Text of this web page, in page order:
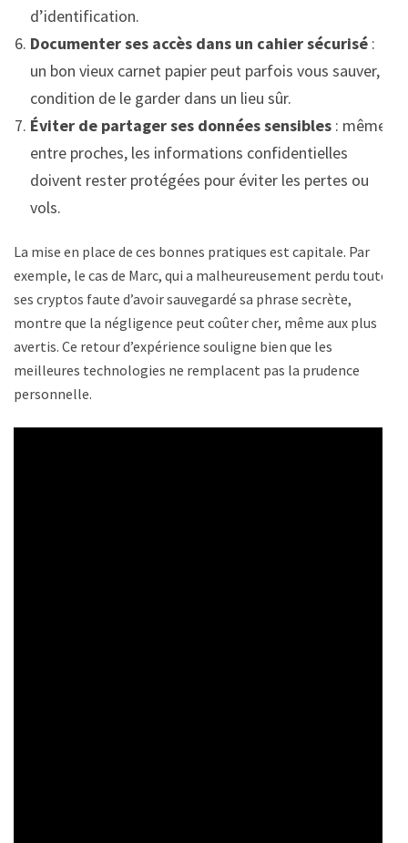
d’identification.
Documenter ses accès dans un cahier sécurisé :
un bon vieux carnet papier peut parfois vous sauver, à
condition de le garder dans un lieu sûr.
Éviter de partager ses données sensibles : même
entre proches, les informations confidentielles
doivent rester protégées pour éviter les pertes ou
vols.
La mise en place de ces bonnes pratiques est capitale. Par
exemple, le cas de Marc, qui a malheureusement perdu toutes
ses cryptos faute d’avoir sauvegardé sa phrase secrète,
montre que la négligence peut coûter cher, même aux plus
avertis. Ce retour d’expérience souligne bien que les
meilleures technologies ne remplacent pas la prudence
personnelle.